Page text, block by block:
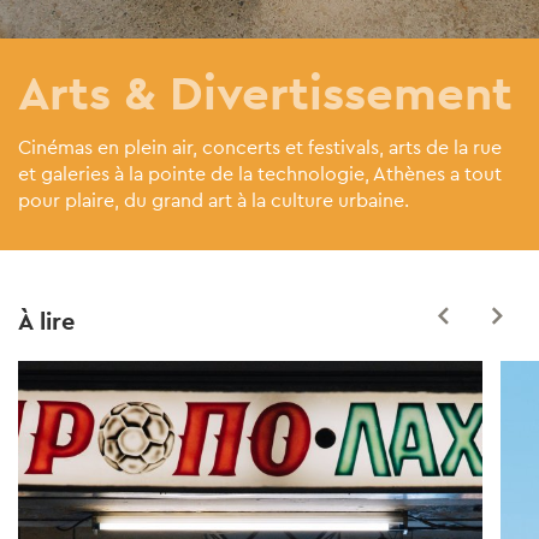
Arts & Divertissement
Cinémas en plein air, concerts et festivals, arts de la rue
et galeries à la pointe de la technologie, Athènes a tout
pour plaire, du grand art à la culture urbaine.
À lire